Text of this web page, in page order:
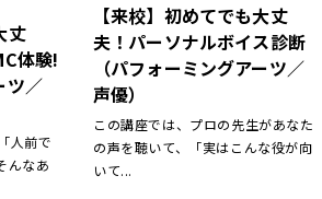
丈
体験!
ツ／
人前で
んなあ
【来校】初めてでも大丈
夫！パーソナルボイス診断
（パフォーミングアーツ／
声優）
この講座では、プロの先生があなた
の声を聴いて、「実はこんな役が向
いて...